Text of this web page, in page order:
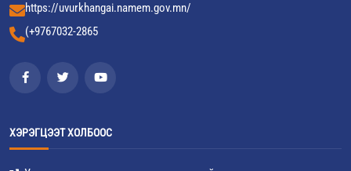
https://uvurkhangai.namem.gov.mn/
(+9767032-2865
ХЭРЭГЦЭЭТ ХОЛБООС